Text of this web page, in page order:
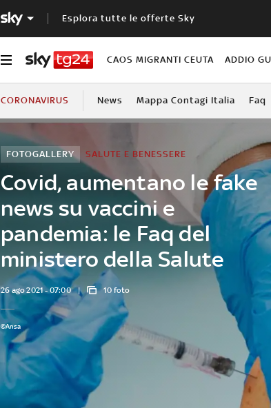
Esplora tutte le offerte Sky
CAOS MIGRANTI CEUTA ADDIO
CORONAVIRUS News Mappa Contagi Italia Faq
Covid, aumentano le fake
news su vaccini e
pandemia: le Faq del
ministero della Salute
SALUTE E BENESSERE
FOTOGALLERY
26 ago 2021 - 07:00 10 foto
©Ansa